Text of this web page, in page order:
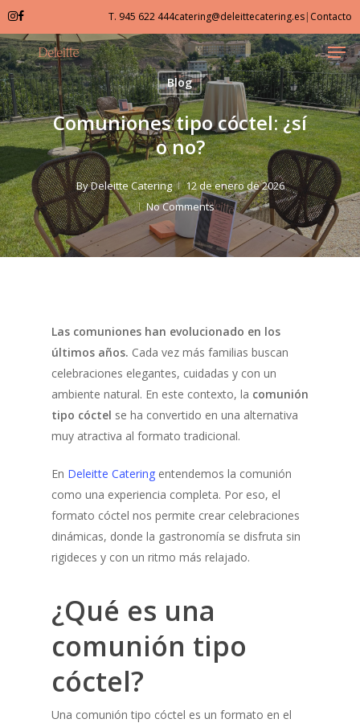
Skip
to
main
content
T. 945 622 444catering@deleittecatering.es| Contacto
Blog
Comuniones tipo cóctel: ¿sí
o no?
ByDeleitte Catering
12 de enero de 2026
No Comments
Las comuniones han evolucionado en los
últimos años. Cada vez más familias buscan
celebraciones elegantes, cuidadas y con un
ambiente natural. En este contexto, la comunión
tipo cóctel se ha convertido en una alternativa
muy atractiva al formato tradicional.
En Deleitte Catering entendemos la comunión
como una experiencia completa. Por eso, el
formato cóctel nos permite crear celebraciones
dinámicas, donde la gastronomía se disfruta sin
rigideces y con un ritmo más relajado.
¿Qué es una
comunión tipo
cóctel?
Una comunión tipo cóctel es un formato en el
Close
Menu